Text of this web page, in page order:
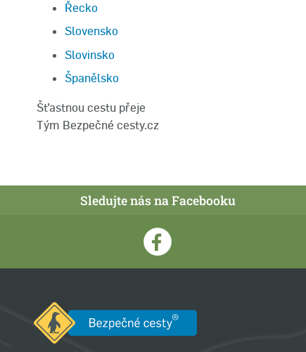
Řecko
Slovensko
Slovinsko
Španělsko
Šťastnou cestu přeje
Tým Bezpečné cesty.cz
Sledujte nás na Facebooku